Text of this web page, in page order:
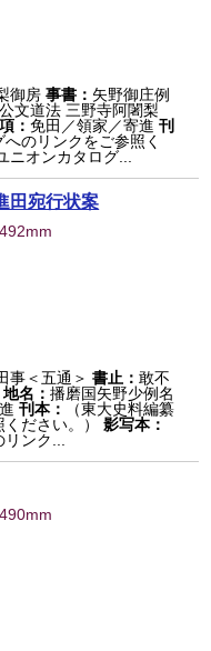
御房 事書： 矢野御庄例
公文道法 三野寺阿闍梨
：免田／領家／寄進 刊
のリンクをご参照く
ニオンカタログ...
田宛行状案
事＜五通＞ 書止：敢不
地名：播磨国矢野少例名
刊本：
（東大史料編纂
ださい。）
影写本：
ンク...